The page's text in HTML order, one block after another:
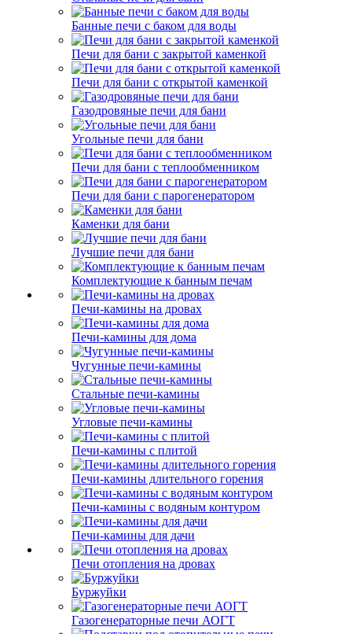
Банные печи с баком для воды
Печи для бани с закрытой каменкой
Печи для бани с открытой каменкой
Газодровяные печи для бани
Угольные печи для бани
Печи для бани с теплообменником
Печи для бани с парогенератором
Каменки для бани
Лучшие печи для бани
Комплектующие к банным печам
Печи-камины на дровах
Печи-камины для дома
Чугунные печи-камины
Стальные печи-камины
Угловые печи-камины
Печи-камины с плитой
Печи-камины длительного горения
Печи-камины с водяным контуром
Печи-камины для дачи
Печи отопления на дровах
Буржуйки
Газогенераторные печи АОГТ